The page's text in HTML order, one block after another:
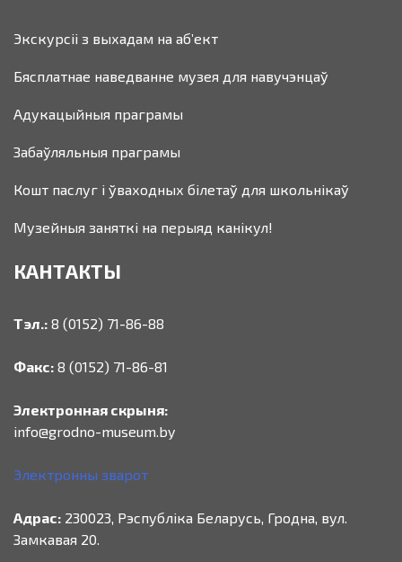
Экскурсіі з выхадам на аб’ект
Бясплатнае наведванне музея для навучэнцаў
Адукацыйныя праграмы
Забаўляльныя праграмы
Кошт паслуг і ўваходных білетаў для школьнікаў
Музейныя заняткі на перыяд канікул!
КАНТАКТЫ
Тэл.: 8 (0152) 71-86-88
Факс: 8 (0152) 71-86-81
Электронная скрыня:
info@grodno-museum.by
Электронны зварот
Адрас: 230023, Рэспубліка Беларусь, Гродна, вул.
Замкавая 20.